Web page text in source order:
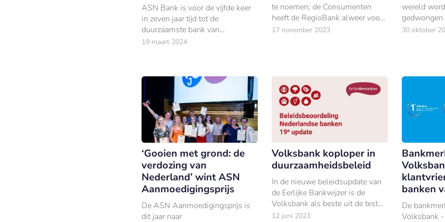
ASN Bank is voor de vijfde keer
in zeven jaar tijd tot de
duurzaamste bank van
Nederland bestempeld. Dat blijkt
19 maart 2024
te noemen; de Consumenten
heeft de RegioBank alweer voor
de zevende keer uitgeroepen tot
17 november 2023
wereld
de hectiek.
30 oktober
‘Gooien met grond: de
verdozing van
Nederland’ wint ASN
Aanmoedigingsprijs
De ASN Aanmoedigingsprijs is
dit jaar naar
Volksbank koploper in
duurzaamheidsbeleid
In de nieuwe beleidsupdate van
de Eerlijke Bankwijzer is de
Volksbank als beste uit de test
gekomen.
12 juni 2023
banken
De
Volksbank